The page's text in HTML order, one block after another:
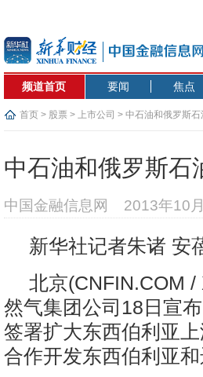
频道首页 要闻 焦点
首页 > 股票 > 上市公司 > 中石油和俄罗斯
中石油和俄罗斯石
中国金融信息网 2013年10
新华社记者朱诸 安
北京(CNFIN.COM
然气集团公司18日宣
签署扩大东西伯利亚
合作开发东西伯利亚